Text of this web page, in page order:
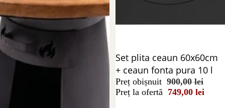
Reducere 17%
Set plita ceaun 60x60cm
+ ceaun fonta pura 10 l
Preț obișnuit 900,00 lei
Preț la ofertă 749,00 lei